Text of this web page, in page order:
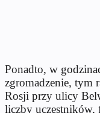
Ponadto, w
zgromadzenie, tym
Rosji przy ulicy
liczby uczestników,